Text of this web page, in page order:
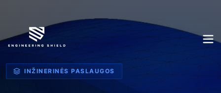
INŽINERINĖS PASLAUGOS